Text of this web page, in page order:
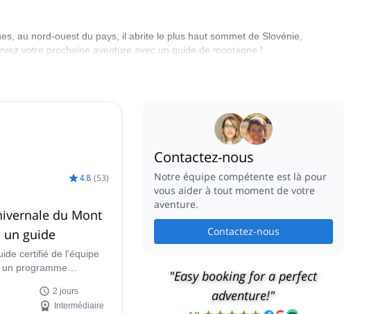
au nord-ouest du pays, il abrite le plus haut sommet de Slovénie,
votre prochaine aventure avec un guide de montagne !
4.8 (53)
du Mont
un guide
certifié de l'équipe
programme
vivez une expérience
2 jours
Intermédiaire
Contactez-nous
Notre équipe compétente est là pour
vous aider à tout moment de votre
aventure.
Contactez-nous
"Easy booking for a perfect
adventure!"